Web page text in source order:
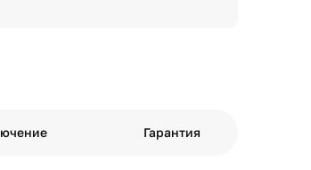
Гарантия